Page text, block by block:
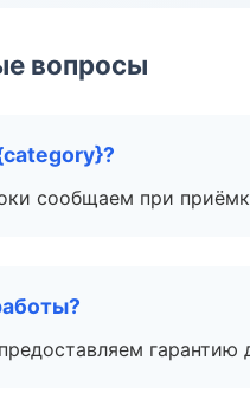
вопросы
сообщаем при
гарантию